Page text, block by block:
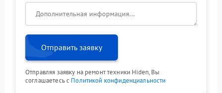
Отправить заявку
Отправляя заявку на ремонт техники Hiden, Вы
соглашаетесь с Политикой конфиденциальности